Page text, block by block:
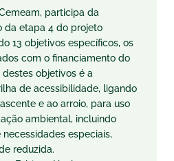
participa da
da etapa 4 do projeto
13 objetivos específicos, os
com o financiamento do
destes objetivos é a
de acessibilidade, ligando
e ao arroio, para uso
ambiental, incluindo
especiais,
reduzida.